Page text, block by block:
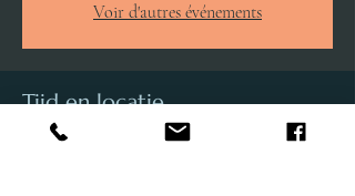
Voir d'autres événements
Tijd en locatie
14 jun 2025, 16:00 – 17:00